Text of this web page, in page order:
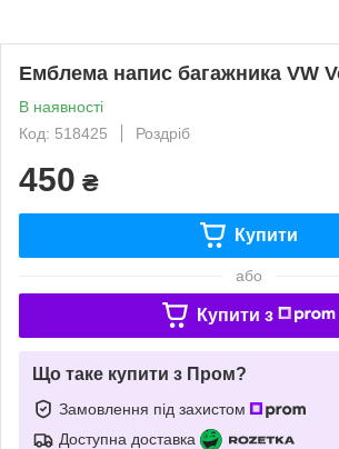
Емблема напис багажника VW
В наявності
Код: 518425
Роздріб
450 ₴
Купити
або
Купити з
Що таке купити з Пром?
Замовлення під захистом
Доступна доставка